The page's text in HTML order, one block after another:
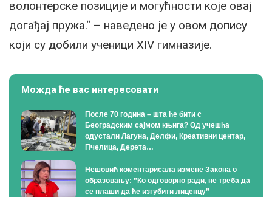
волонтерске позиције и могућности које овај
догађај пружа.“ – наведено је у овом допису
који су добили ученици XIV гимназије.
Можда ће вас интересовати
После 70 година – шта ће бити с
Београдским сајмом књига? Од учешћа
одустали Лагуна, Делфи, Креативни центар,
Пчелица, Дерета…
Нешовић коментарисала измене Закона о
образовању: ”Ко одговорно ради, не треба да
се плаши да ће изгубити лиценцу”